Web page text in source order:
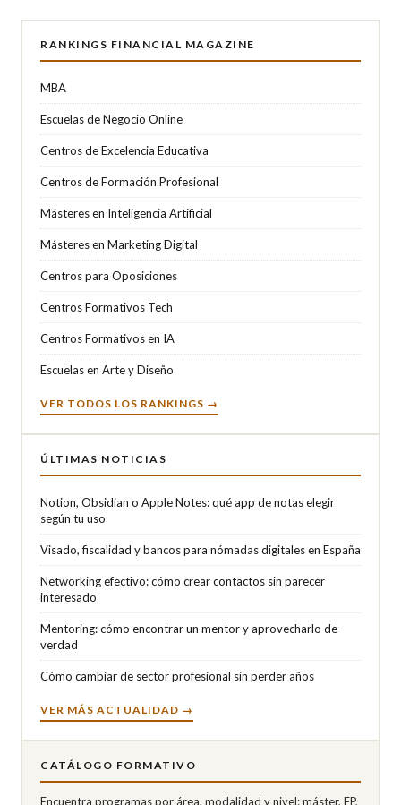
RANKINGS FINANCIAL MAGAZINE
MBA
Escuelas de Negocio Online
Centros de Excelencia Educativa
Centros de Formación Profesional
Másteres en Inteligencia Artificial
Másteres en Marketing Digital
Centros para Oposiciones
Centros Formativos Tech
Centros Formativos en IA
Escuelas en Arte y Diseño
VER TODOS LOS RANKINGS →
ÚLTIMAS NOTICIAS
Notion, Obsidian o Apple Notes: qué app de notas elegir
según tu uso
Visado, fiscalidad y bancos para nómadas digitales en España
Networking efectivo: cómo crear contactos sin parecer
interesado
Mentoring: cómo encontrar un mentor y aprovecharlo de
verdad
Cómo cambiar de sector profesional sin perder años
VER MÁS ACTUALIDAD →
CATÁLOGO FORMATIVO
Encuentra programas por área, modalidad y nivel: máster, FP,